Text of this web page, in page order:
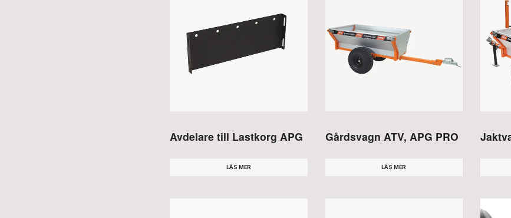
Avdelare till Lastkorg APG
LÄS MER
Gårdsvagn ATV, APG PRO
LÄS MER